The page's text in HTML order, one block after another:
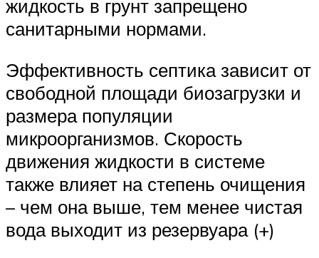
жидкость в грунт запрещено
санитарными нормами.
Эффективность септика зависит от
свободной площади биозагрузки и
размера популяции
микроорганизмов. Скорость
движения жидкости в системе
также влияет на степень очищения
– чем она выше, тем менее чистая
вода выходит из резервуара (+)